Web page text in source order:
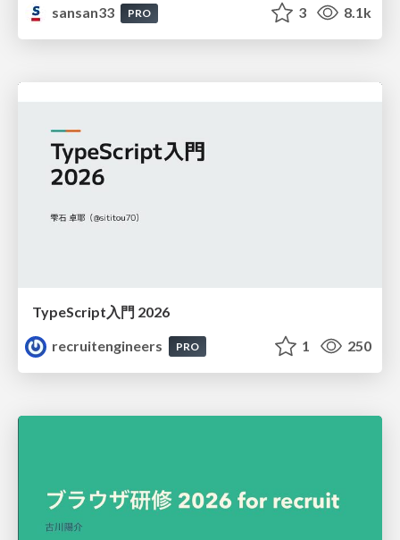
sansan33
PRO 3 8.1k
TypeScript入門 2026
recruitengineers
PRO 1 250